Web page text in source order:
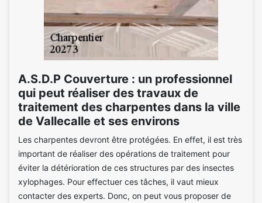
A.S.D.P Couverture : un professionnel
qui peut réaliser des travaux de
traitement des charpentes dans la ville
de Vallecalle et ses environs
Les charpentes devront être protégées. En effet, il est très
important de réaliser des opérations de traitement pour
éviter la détérioration de ces structures par des insectes
xylophages. Pour effectuer ces tâches, il vaut mieux
contacter des experts. Donc, on peut vous proposer de